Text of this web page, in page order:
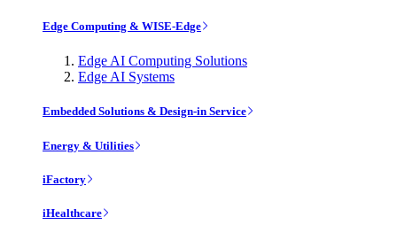
Edge Computing & WISE-Edge
Edge AI Computing Solutions
Edge AI Systems
Embedded Solutions & Design-in Service
Energy & Utilities
iFactory
iHealthcare